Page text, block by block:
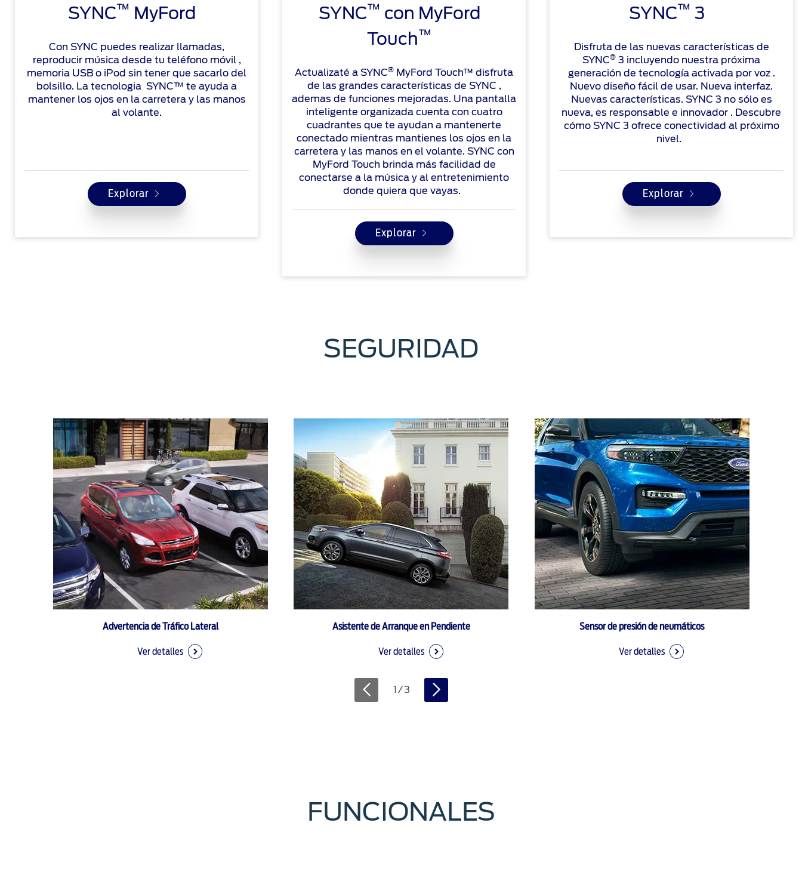
SYNC™ MyFord
Con SYNC puedes realizar llamadas,
reproducir música desde tu teléfono móvil ,
memoria USB o iPod sin tener que sacarlo del
bolsillo. La tecnologia SYNC™ te ayuda a
mantener los ojos en la carretera y las manos
al volante.
Explorar
SYNC™ con MyFord
Touch™
Actualizaté a SYNC® MyFord Touch™ disfruta
de las grandes características de SYNC ,
ademas de funciones mejoradas. Una pantalla
inteligente organizada cuenta con cuatro
cuadrantes que te ayudan a mantenerte
conectado mientras mantienes los ojos en la
carretera y las manos en el volante. SYNC con
MyFord Touch brinda más facilidad de
conectarse a la música y al entretenimiento
donde quiera que vayas.
Explorar
SYNC™ 3
Disfruta de las nuevas características de
SYNC® 3 incluyendo nuestra próxima
generación de tecnología activada por voz .
Nuevo diseño fácil de usar. Nueva interfaz.
Nuevas características. SYNC 3 no sólo es
nueva, es responsable e innovador . Descubre
cómo SYNC 3 ofrece conectividad al próximo
nivel.
Explorar
SEGURIDAD
1 /3
Advertencia de Tráfico Lateral
Ver detalles
Asistente de Arranque en Pendiente
Ver detalles
Sensor de presión de neumáticos
Ver detalles
FUNCIONALES